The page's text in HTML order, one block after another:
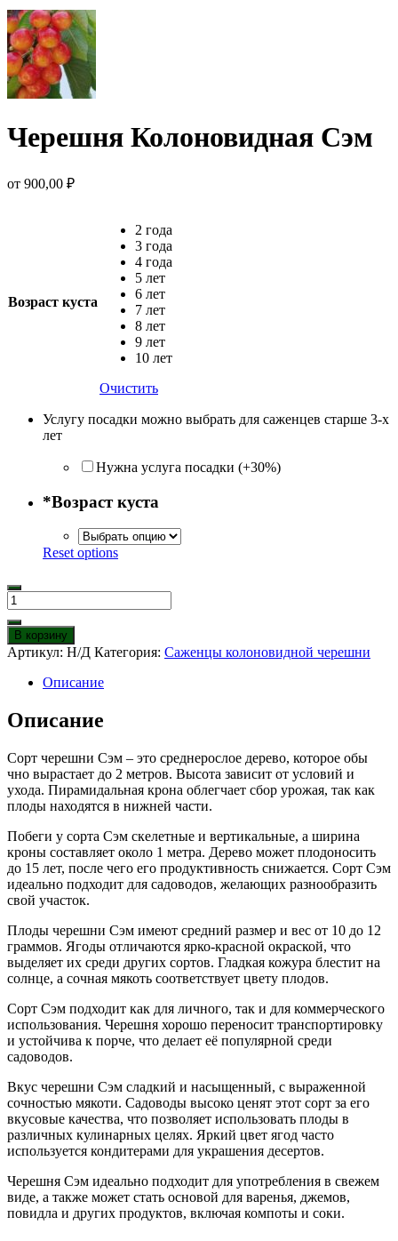
Черешня Колоновидная Сэм
от 900,00 ₽
Возраст куста
2 года
3 года
4 года
5 лет
6 лет
7 лет
8 лет
9 лет
10 лет
Очистить
Услугу посадки можно выбрать для саженцев старше 3-х
лет
Нужна услуга посадки (+30%)
*Возраст куста
Reset options
Количество
товара
Черешня
Колоновидная
Сэм
В корзину
Артикул: Н/Д Категория: Саженцы колоновидной черешни
Описание
Описание
Сорт черешни Сэм – это среднерослое дерево, которое обы
чно вырастает до 2 метров. Высота зависит от условий и
ухода. Пирамидальная крона облегчает сбор урожая, так как
плоды находятся в нижней части.
Побеги у сорта Сэм скелетные и вертикальные, а ширина
кроны составляет около 1 метра. Дерево может плодоносить
до 15 лет, после чего его продуктивность снижается. Сорт Сэм
идеально подходит для садоводов, желающих разнообразить
свой участок.
Плоды черешни Сэм имеют средний размер и вес от 10 до 12
граммов. Ягоды отличаются ярко-красной окраской, что
выделяет их среди других сортов. Гладкая кожура блестит на
солнце, а сочная мякоть соответствует цвету плодов.
Сорт Сэм подходит как для личного, так и для коммерческого
использования. Черешня хорошо переносит транспортировку
и устойчива к порче, что делает её популярной среди
садоводов.
Вкус черешни Сэм сладкий и насыщенный, с выраженной
сочностью мякоти. Садоводы высоко ценят этот сорт за его
вкусовые качества, что позволяет использовать плоды в
различных кулинарных целях. Яркий цвет ягод часто
используется кондитерами для украшения десертов.
Черешня Сэм идеально подходит для употребления в свежем
виде, а также может стать основой для варенья, джемов,
повидла и других продуктов, включая компоты и соки.